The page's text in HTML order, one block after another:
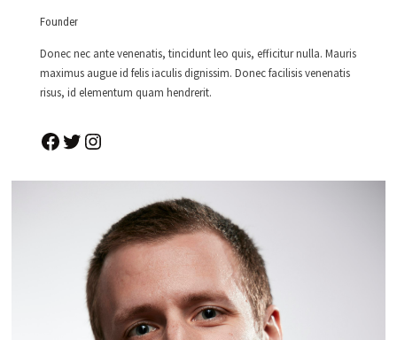
Founder
Donec nec ante venenatis, tincidunt leo quis, efficitur nulla. Mauris
maximus augue id felis iaculis dignissim. Donec facilisis venenatis
risus, id elementum quam hendrerit.